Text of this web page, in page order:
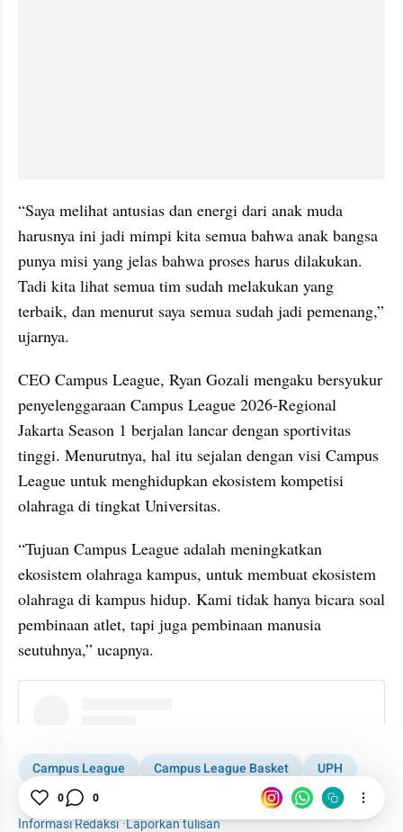
“Saya melihat antusias dan energi dari anak muda
harusnya ini jadi mimpi kita semua bahwa anak bangsa
punya misi yang jelas bahwa proses harus dilakukan.
Tadi kita lihat semua tim sudah melakukan yang
terbaik, dan menurut saya semua sudah jadi pemenang,”
ujarnya.
CEO Campus League, Ryan Gozali mengaku bersyukur
penyelenggaraan Campus League 2026-Regional
Jakarta Season 1 berjalan lancar dengan sportivitas
tinggi. Menurutnya, hal itu sejalan dengan visi Campus
League untuk menghidupkan ekosistem kompetisi
olahraga di tingkat Universitas.
“Tujuan Campus League adalah meningkatkan
ekosistem olahraga kampus, untuk membuat ekosistem
olahraga di kampus hidup. Kami tidak hanya bicara soal
pembinaan atlet, tapi juga pembinaan manusia
seutuhnya,” ucapnya.
Campus League Campus League Basket
UPH
Binus
Jakarta
Informasi Redaksi·Laporkan tulisan
0 0